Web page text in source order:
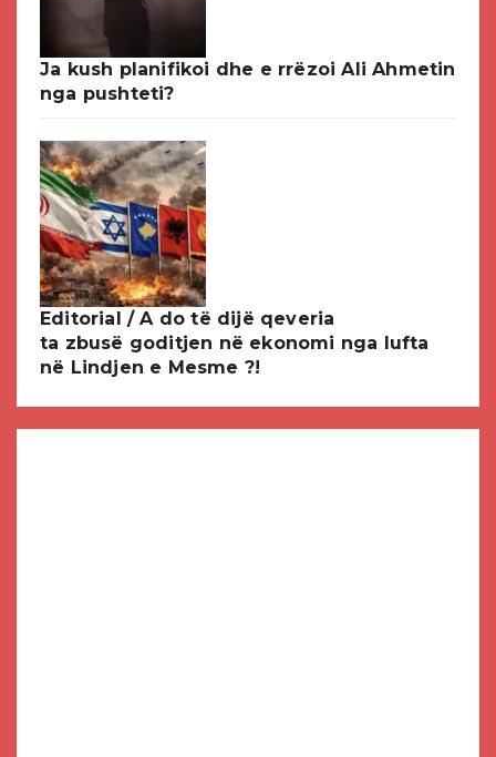
Ja kush planifikoi dhe e rrëzoi Ali Ahmetin
nga pushteti?
Editorial / A do të dijë qeveria
ta zbusë goditjen në ekonomi nga lufta
në Lindjen e Mesme ?!